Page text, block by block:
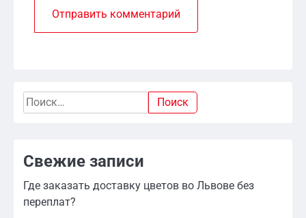
Найти:
Свежие записи
Где заказать доставку цветов во Львове без
переплат?